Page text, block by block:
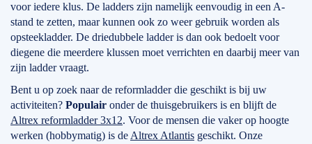
voor iedere klus. De ladders zijn namelijk eenvoudig in een A-
stand te zetten, maar kunnen ook zo weer gebruik worden als
opsteekladder. De driedubbele ladder is dan ook bedoelt voor
diegene die meerdere klussen moet verrichten en daarbij meer van
zijn ladder vraagt.
Bent u op zoek naar de reformladder die geschikt is bij uw
activiteiten? Populair onder de thuisgebruikers is en blijft de
Altrex reformladder 3x12. Voor de mensen die vaker op hoogte
werken (hobbymatig) is de Altrex Atlantis geschikt. Onze